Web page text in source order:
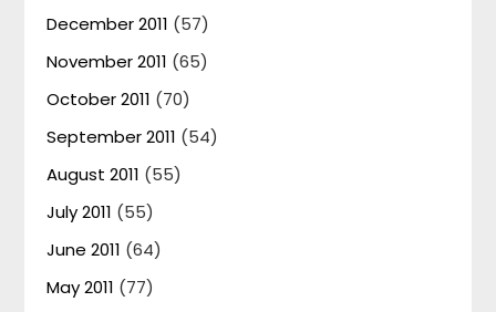
December 2011 (57)
November 2011 (65)
October 2011 (70)
September 2011 (54)
August 2011 (55)
July 2011 (55)
June 2011 (64)
May 2011 (77)